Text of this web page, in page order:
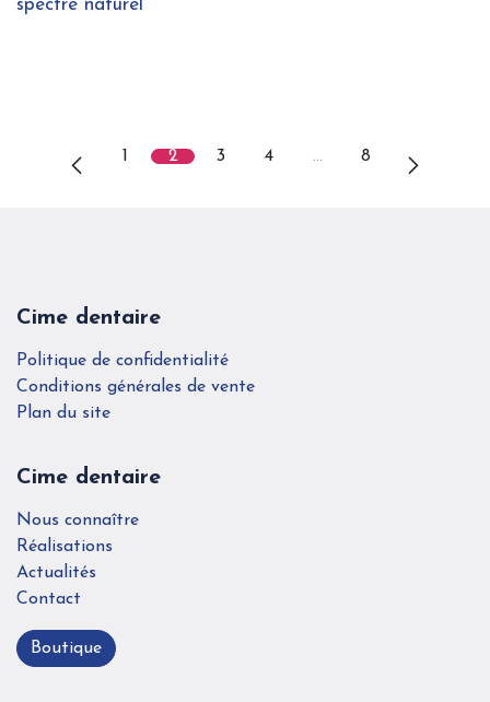
spectre naturel
1 2 3 4 … 8
Cime dentaire
Politique de confidentialité
Conditions générales de vente
Plan du site
Cime dentaire
Nous connaître
Réalisations
Actualités
Contact
Boutique